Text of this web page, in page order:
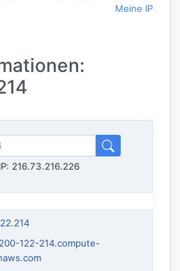
Meine IP
216.73.216.226
122-214.compute-